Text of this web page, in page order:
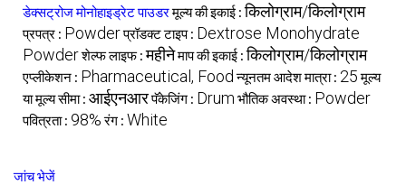
डेक्सट्रोज मोनोहाइड्रेट पाउडरमूल्य की इकाई :किलोग्राम/किलोग्राम
प्रपत्र : Powderप्रॉडक्ट टाइप : Dextrose Monohydrate
Powderशेल्फ लाइफ :महीनेमाप की इकाई :किलोग्राम/किलोग्राम
एप्लीकेशन : Pharmaceutical, Food न्यूनतम आदेश मात्रा : 25 मूल्य
या मूल्य सीमा : आईएनआरपॅकेजिंग : Drum भौतिक अवस्था : Powder
पवित्रता : 98% रंग : White
जांच भेजें